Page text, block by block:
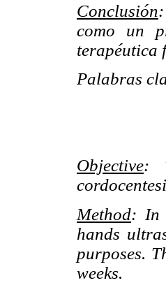
Conclusión
como un
terapéutica
Palabras
Objective:
Method: In
hands
purposes.
weeks.